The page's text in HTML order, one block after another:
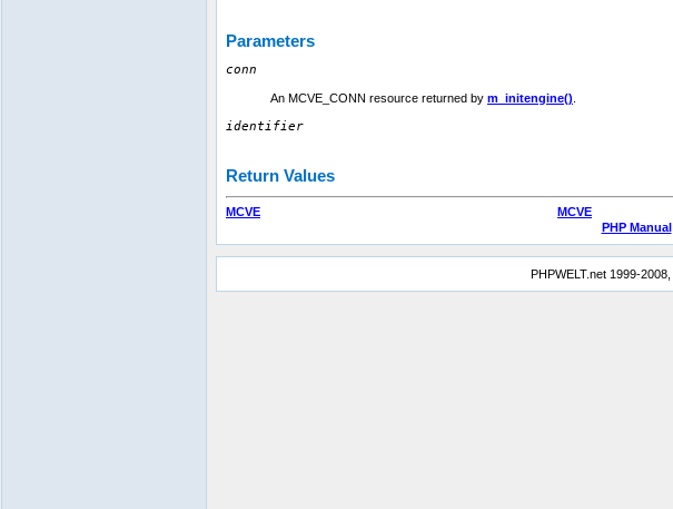
Parameters
conn
An MCVE_CONN resource returned by m_initengine()
identifier
Return Values
MCVE
MCVE
PHP Manual
PHPWELT.net 1999-2008,